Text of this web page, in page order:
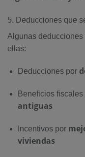
5. Deducciones que
Algunas
ellas:
Deducciones por
Beneficios
antiguas
Incentivos por
viviendas